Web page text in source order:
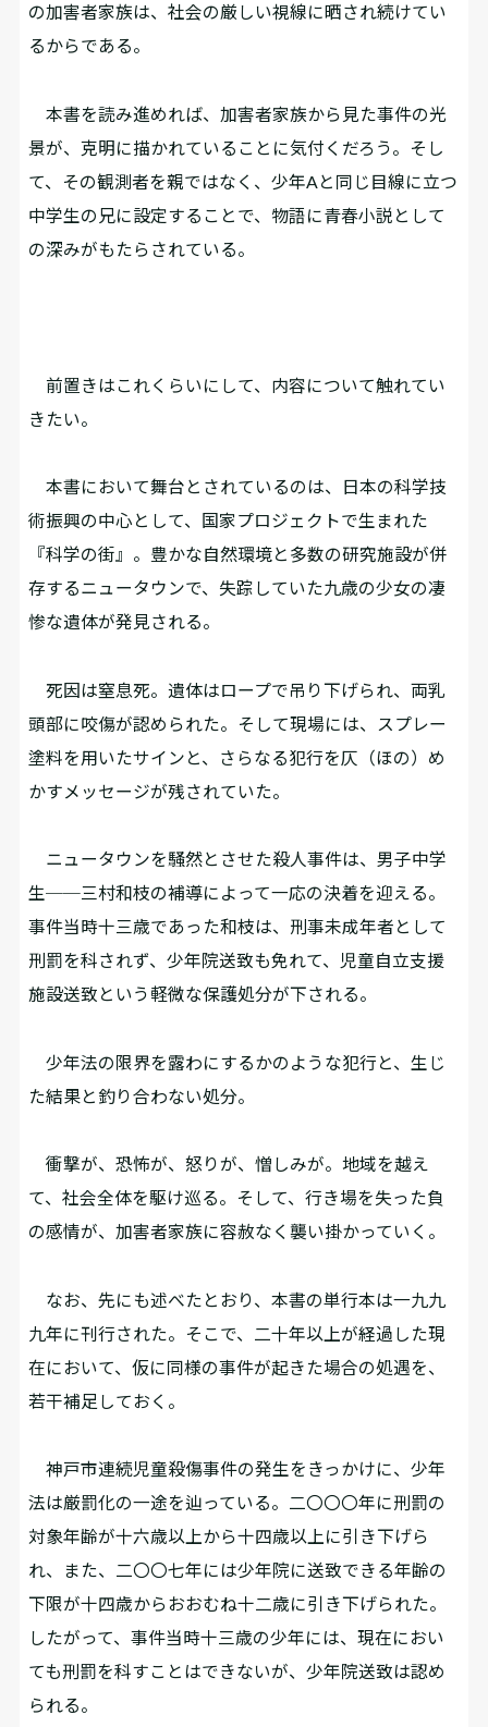
の加害者家族は、社会の厳しい視線に晒され続けてい
るからである。
本書を読み進めれば、加害者家族から見た事件の光
景が、克明に描かれていることに気付くだろう。そし
て、その観測者を親ではなく、少年Aと同じ目線に立つ
中学生の兄に設定することで、物語に青春小説として
の深みがもたらされている。
前置きはこれくらいにして、内容について触れてい
きたい。
本書において舞台とされているのは、日本の科学技
術振興の中心として、国家プロジェクトで生まれた
『科学の街』。豊かな自然環境と多数の研究施設が併
存するニュータウンで、失踪していた九歳の少女の凄
惨な遺体が発見される。
死因は窒息死。遺体はロープで吊り下げられ、両乳
頭部に咬傷が認められた。そして現場には、スプレー
塗料を用いたサインと、さらなる犯行を仄（ほの）め
かすメッセージが残されていた。
ニュータウンを騒然とさせた殺人事件は、男子中学
生──三村和枝の補導によって一応の決着を迎える。
事件当時十三歳であった和枝は、刑事未成年者として
刑罰を科されず、少年院送致も免れて、児童自立支援
施設送致という軽微な保護処分が下される。
少年法の限界を露わにするかのような犯行と、生じ
た結果と釣り合わない処分。
衝撃が、恐怖が、怒りが、憎しみが。地域を越え
て、社会全体を駆け巡る。そして、行き場を失った負
の感情が、加害者家族に容赦なく襲い掛かっていく。
なお、先にも述べたとおり、本書の単行本は一九九
九年に刊行された。そこで、二十年以上が経過した現
在において、仮に同様の事件が起きた場合の処遇を、
若干補足しておく。
神戸市連続児童殺傷事件の発生をきっかけに、少年
法は厳罰化の一途を辿っている。二〇〇〇年に刑罰の
対象年齢が十六歳以上から十四歳以上に引き下げら
れ、また、二〇〇七年には少年院に送致できる年齢の
下限が十四歳からおおむね十二歳に引き下げられた。
したがって、事件当時十三歳の少年には、現在におい
ても刑罰を科すことはできないが、少年院送致は認め
られる。